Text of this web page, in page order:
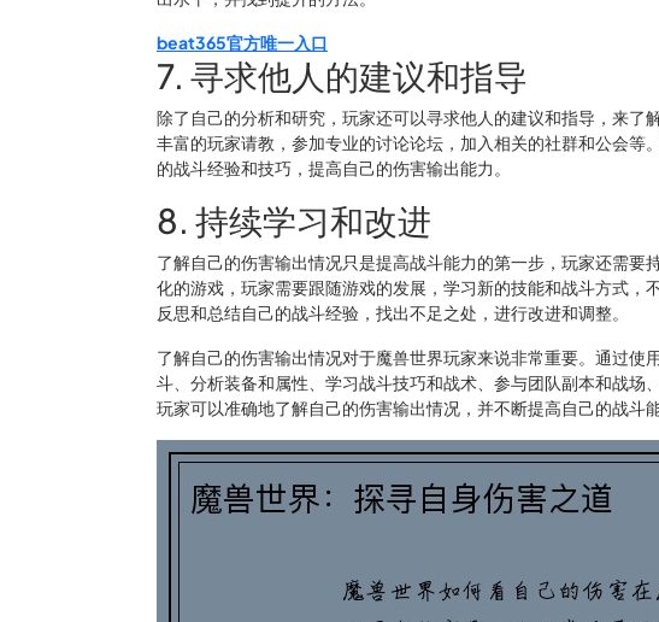
beat365官方唯一入口
7. 寻求他人的建议和指导
除了自己的分析和研究，玩家还可以寻求他人的建议和指导，来了
丰富的玩家请教，参加专业的讨论论坛，加入相关的社群和公会等
的战斗经验和技巧，提高自己的伤害输出能力。
8. 持续学习和改进
了解自己的伤害输出情况只是提高战斗能力的第一步，玩家还需要
化的游戏，玩家需要跟随游戏的发展，学习新的技能和战斗方式，
反思和总结自己的战斗经验，找出不足之处，进行改进和调整。
了解自己的伤害输出情况对于魔兽世界玩家来说非常重要。通过使
斗、分析装备和属性、学习战斗技巧和战术、参与团队副本和战场
玩家可以准确地了解自己的伤害输出情况，并不断提高自己的战斗能